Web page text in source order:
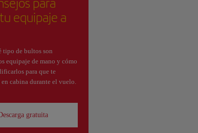
para
equipaje a
tipo de bultos son
equipaje de mano y cómo
para que te
en cabina durante el vuelo.
gratuita